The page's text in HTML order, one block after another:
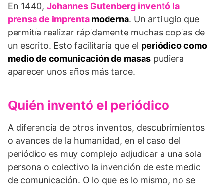
En 1440, Johannes Gutenberg inventó la
prensa de imprenta moderna. Un artilugio que
permitía realizar rápidamente muchas copias de
un escrito. Esto facilitaría que el periódico como
medio de comunicación de masas pudiera
aparecer unos años más tarde.
Quién inventó el periódico
A diferencia de otros inventos, descubrimientos
o avances de la humanidad, en el caso del
periódico es muy complejo adjudicar a una sola
persona o colectivo la invención de este medio
de comunicación. O lo que es lo mismo, no se